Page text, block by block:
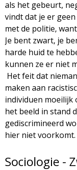
als het gebeurt,
vindt dat je er
met de politie,
Je bent zwart, je
harde huid te
kunnen ze er niet
Het feit dat
maken aan
individuen moeilijk
het beeld in stand
gediscrimineerd
hier niet voorkomt.
Sociologie -